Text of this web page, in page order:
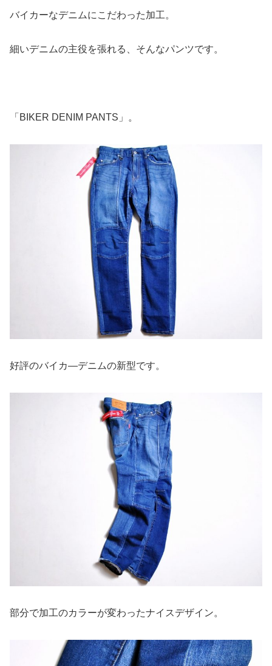
バイカーなデニムにこだわった加工。
細いデニムの主役を張れる、そんなパンツです。
「BIKER DENIM PANTS」。
好評のバイカ―デニムの新型です。
部分で加工のカラーが変わったナイスデザイン。